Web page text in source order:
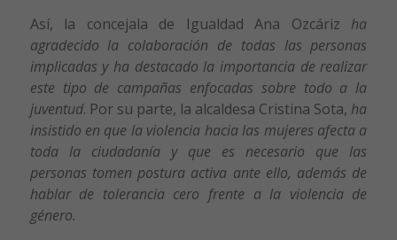
Así, la concejala de Igualdad Ana Ozcárizha
agradecido la colaboración de todas las personas
implicadas y ha destacado la importancia de realizar
este tipo de campañas enfocadas sobre todo a la
juventud. Por su parte, la alcaldesa Cristina Sota,ha
insistido en que la violencia hacia las mujeres afecta a
toda la ciudadanía y que es necesario que las
personas tomen postura activa ante ello, además de
hablar de tolerancia cero frente a la violencia de
género.